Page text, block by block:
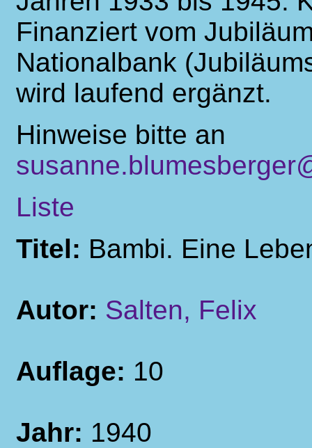
Finanziert vom
Nationalbank
wird laufend ergänzt.
Hinweise bitte an
Liste
Titel: Bambi. Eine
Autor: Salten, Felix
Auflage: 10
Jahr: 1940